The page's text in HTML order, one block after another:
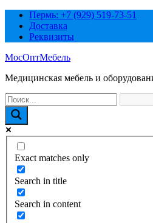
Перейти
содержимому
Пермь: +7 (929) 519-73-51
Доставка
Реквизиты
МосОптМебель
Медицинская мебель и
Exact matches only
Search in title
Search in content